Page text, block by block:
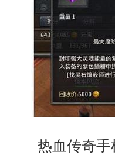
热血传奇